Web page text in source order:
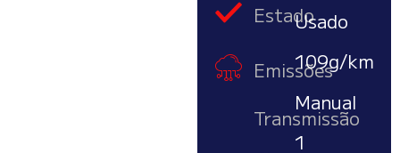
Estado
Emissões
Transmissão
Usado
109g/km
Manual
1